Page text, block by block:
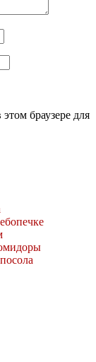
браузере для